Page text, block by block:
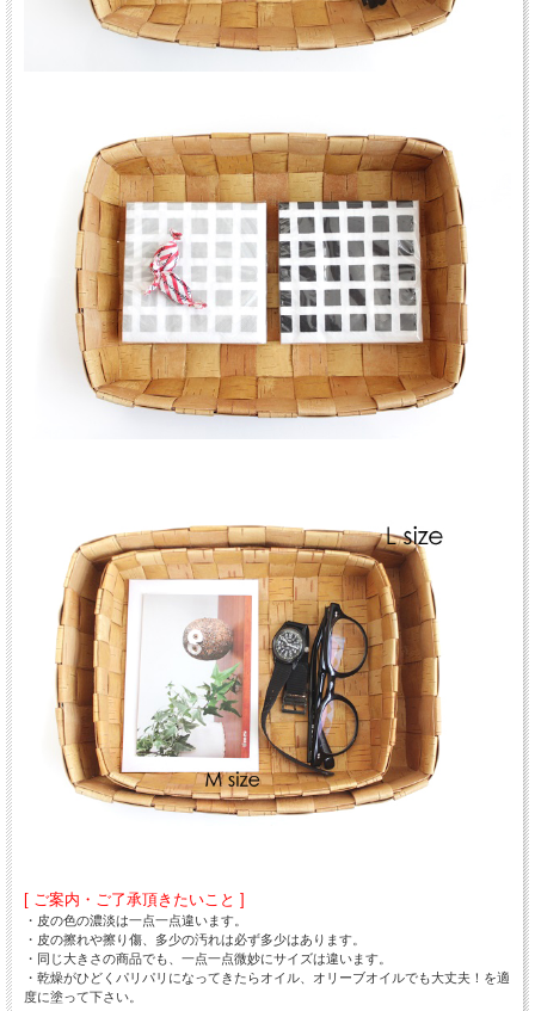
[ ご案内・ご了承頂きたいこと ]
・皮の色の濃淡は一点一点違います。
・皮の擦れや擦り傷、多少の汚れは必ず多少はあります。
・同じ大きさの商品でも、一点一点微妙にサイズは違います。
・乾燥がひどくパリパリになってきたらオイル、オリーブオイルでも大丈夫！を適
度に塗って下さい。